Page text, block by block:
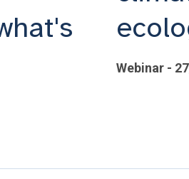
Webinar -